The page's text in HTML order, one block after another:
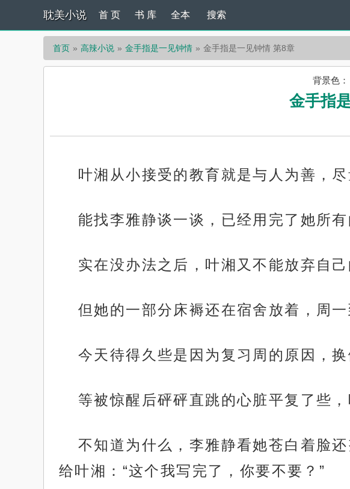
耽美小说 首 页 书 库 全本 搜索
首页 高辣小说 金手指是一见钟情 金手指是一见钟情 第8章
背景色：
金手指
叶湘从小接受的教育就是与人为善，
能找李雅静谈一谈，已经用完了她所有
实在没办法之后，叶湘又不能放弃自
但她的一部分床褥还在宿舍放着，周一
今天待得久些是因为复习周的原因，
等被惊醒后砰砰直跳的心脏平复了些
不知道为什么，李雅静看她苍白着脸
给叶湘：“这个我写完了，你要不要？”